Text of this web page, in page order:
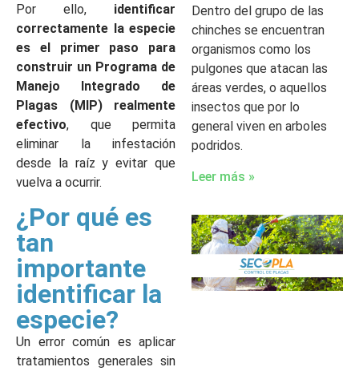
Por ello, identificar
correctamente la especie
es el primer paso para
construir un Programa de
Manejo Integrado de
Plagas (MIP) realmente
efectivo, que permita
eliminar la infestación
desde la raíz y evitar que
vuelva a ocurrir.
¿Por qué es
tan
importante
identificar la
especie?
Un error común es aplicar
tratamientos generales sin
Dentro del grupo de las
chinches se encuentran
organismos como los
pulgones que atacan las
áreas verdes, o aquellos
insectos que por lo
general viven en arboles
podridos.
Leer más »